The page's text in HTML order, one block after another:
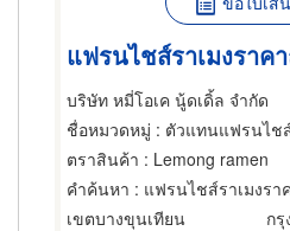
แฟรนไชส์ราเมงราค
บริษัท หมี่โอเค นู้ดเดิ้ล จำกัด
ชื่อหมวดหมู่ : ตัวแทนแฟรนไชส์,ตัวแท
ตราสินค้า : Lemong ramen
คำค้นหา : แฟรนไชส์ราเมงรา
เขตบางขุนเทียน
ก